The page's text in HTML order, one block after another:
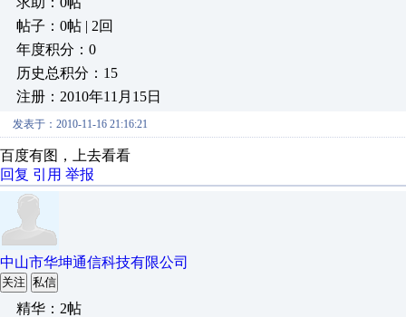
帖子：0帖 | 2回
年度积分：0
历史总积分：15
注册：2010年11月15日
发表于：2010-11-16 21:16:21
百度有图，上去看看
回复 引用 举报
中山市华坤通信科技有限公司
关注 私信
精华：2帖